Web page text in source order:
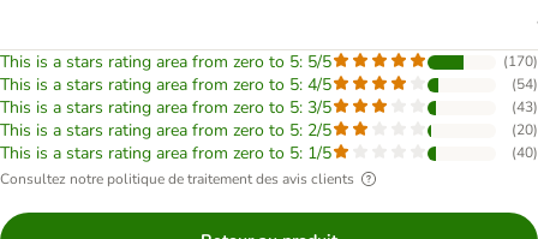
This is a stars rating area from zero to 5: 5/5 (170)
This is a stars rating area from zero to 5: 4/5 (54)
This is a stars rating area from zero to 5: 3/5 (43)
This is a stars rating area from zero to 5: 2/5 (20)
This is a stars rating area from zero to 5: 1/5 (40)
Consultez notre politique de traitement des avis clients